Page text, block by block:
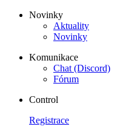
Novinky
Aktuality
Novinky
Komunikace
Chat (Discord)
Fórum
Control
Registrace